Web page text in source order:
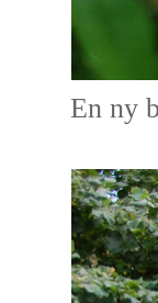
En ny